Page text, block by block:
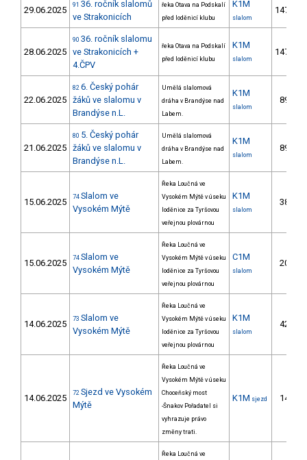
29.06.2025 91 36. ročník slalomů
ve Strakonicích
řeka Otava na Podskalí
před loděnicí klubu
K1M
slalom
147.
28.06.2025
90 36. ročník slalomu
ve Strakonicích +
4.ČPV
řeka Otava na Podskalí
před loděnicí klubu
K1M
slalom
147.
22.06.2025
82 6. Český pohár
žáků ve slalomu v
Brandýse n.L.
Umělá slalomová
dráha v Brandýse nad
Labem.
K1M
slalom
89.
21.06.2025
80 5. Český pohár
žáků ve slalomu v
Brandýse n.L.
Umělá slalomová
dráha v Brandýse nad
Labem.
K1M
slalom
89.
15.06.2025 74 Slalom ve
Vysokém Mýtě
Řeka Loučná ve
Vysokém Mýtě v úseku
loděnice za Tyršovou
veřejnou plovárnou
K1M
slalom
38.
15.06.2025 74 Slalom ve
Vysokém Mýtě
Řeka Loučná ve
Vysokém Mýtě v úseku
loděnice za Tyršovou
veřejnou plovárnou
C1M
slalom
20.
14.06.2025 73 Slalom ve
Vysokém Mýtě
Řeka Loučná ve
Vysokém Mýtě v úseku
loděnice za Tyršovou
veřejnou plovárnou
K1M
slalom
42.
14.06.2025 72 Sjezd ve Vysokém
Mýtě
Řeka Loučná ve
Vysokém Mýtě v úseku
Choceňský most
-Šnakov Pořadatel si
vyhrazuje právo
změny trati.
K1M sjezd 14.
Řeka Loučná ve